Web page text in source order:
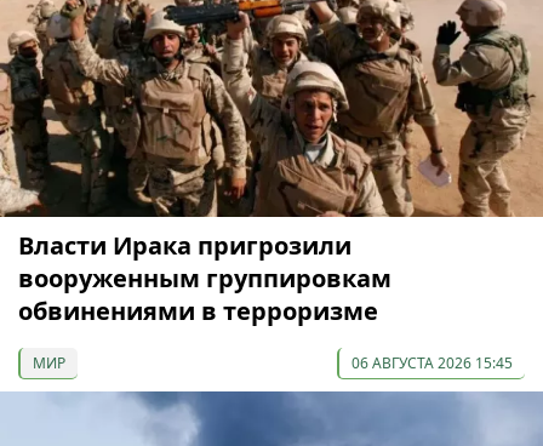
Власти Ирака пригрозили
вооруженным группировкам
обвинениями в терроризме
МИР 06 АВГУСТА 2026 15:45